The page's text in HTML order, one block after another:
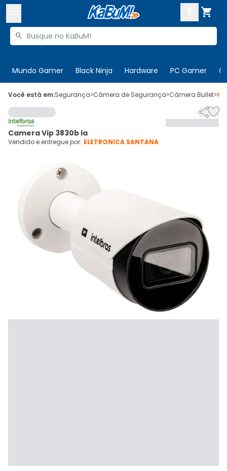

Buscar produtos

Mundo Gamer Black Ninja Hardware PC Gamer
 Olá. Acesse sua conta
 Departamentos
Cupons
Ativar tradutor em libras
Você está em:Segurança>Câmera de Segurança>Câmera Bullet>

Camera Vip 3830b Ia
Vendido e entregue por: ELETRONICA SANTANA